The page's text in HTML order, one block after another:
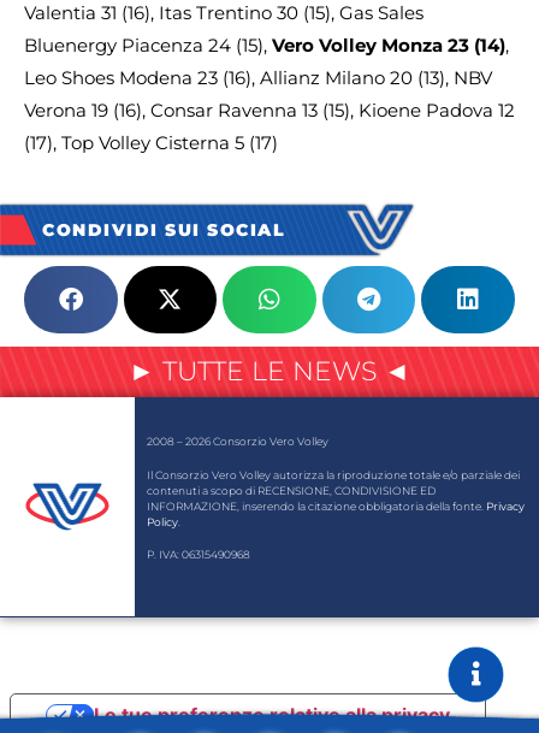
Valentia 31 (16), Itas Trentino 30 (15), Gas Sales
Bluenergy Piacenza 24 (15), Vero Volley Monza 23 (14),
Leo Shoes Modena 23 (16), Allianz Milano 20 (13), NBV
Verona 19 (16), Consar Ravenna 13 (15), Kioene Padova 12
(17), Top Volley Cisterna 5 (17)
CONDIVIDI SUI SOCIAL
► TUTTE LE NEWS ◄
2008 – 2026 Consorzio Vero Volley
Il Consorzio Vero Volley autorizza la riproduzione totale e/o parziale dei
contenuti a scopo di RECENSIONE, CONDIVISIONE ED
INFORMAZIONE, inserendo la citazione obbligatoria della fonte. Privacy
Policy
P. IVA: 06315490968
Le tue preferenze relative alla privacy